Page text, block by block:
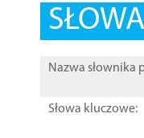
Nazwa słownika
Słowa kluczowe: